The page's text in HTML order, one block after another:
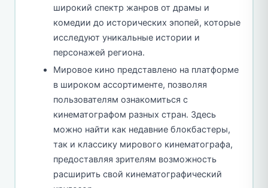
широкий спектр жанров от драмы и
комедии до исторических эпопей, которые
исследуют уникальные истории и
персонажей региона.
Мировое кино представлено на платформе
в широком ассортименте, позволяя
пользователям ознакомиться с
кинематографом разных стран. Здесь
можно найти как недавние блокбастеры,
так и классику мирового кинематографа,
предоставляя зрителям возможность
расширить свой кинематографический